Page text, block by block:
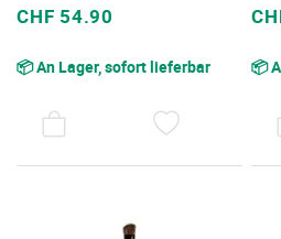
Sonderpreis
CHF 54.90
📦 An Lager, sofort lieferbar 📦